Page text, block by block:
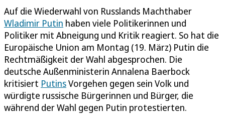
Auf die Wiederwahl von Russlands Machthaber
Wladimir Putin haben viele Politikerinnen und
Politiker mit Abneigung und Kritik reagiert. So hat die
Europäische Union am Montag (19. März) Putin die
Rechtmäßigkeit der Wahl abgesprochen. Die
deutsche Außenministerin Annalena Baerbock
kritisiert PutinsVorgehen gegen sein Volk und
würdigte russische Bürgerinnen und Bürger, die
während der Wahl gegen Putin protestierten.